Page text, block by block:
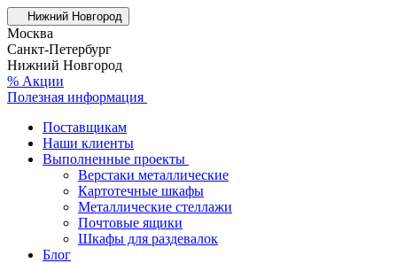
Нижний Новгород
Москва
Санкт-Петербург
Нижний Новгород
% Акции
Полезная информация
Поставщикам
Наши клиенты
Выполненные проекты
Верстаки металлические
Картотечные шкафы
Металлические стеллажи
Почтовые ящики
Шкафы для раздевалок
Блог